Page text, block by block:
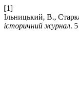
[1]
Ільницький, В.,
історичний журнал.